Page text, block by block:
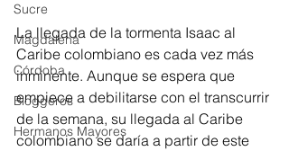
Sucre
Magdalena
Córdoba
Bloggeros
Hermanos Mayores
La llegada de la tormenta Isaac al
Caribe colombiano es cada vez más
inminente. Aunque se espera que
empiece a debilitarse con el transcurrir
de la semana, su llegada al Caribe
colombiano se daría a partir de este